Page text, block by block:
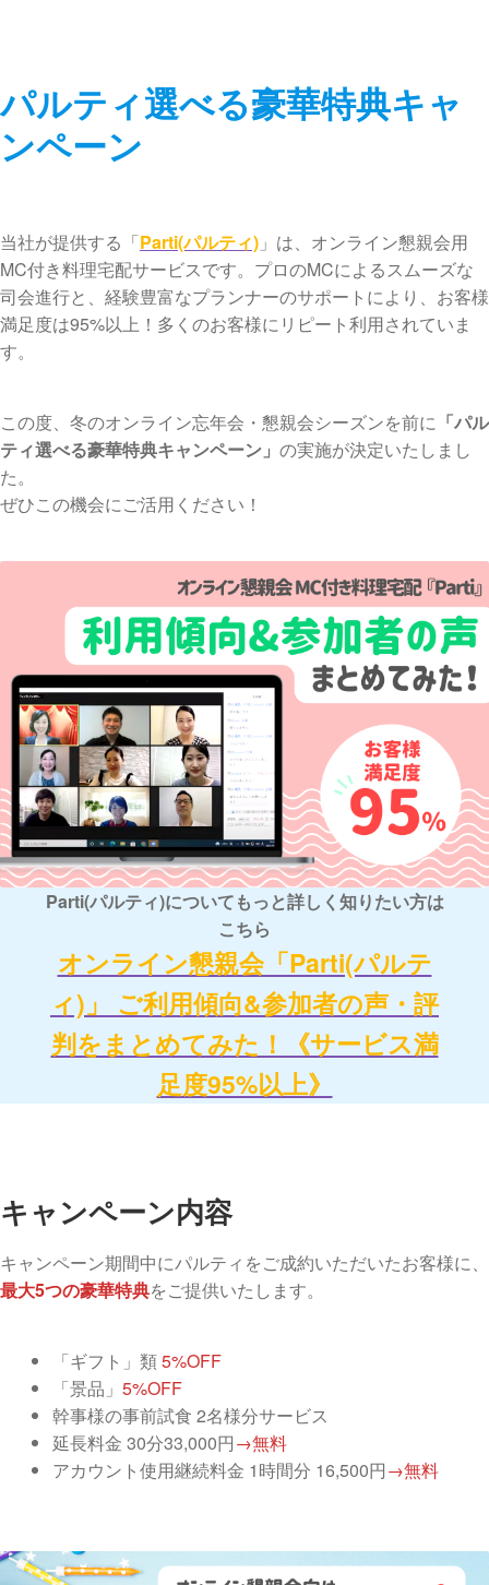
パルティ選べる豪華特典キャ
ンペーン
当社が提供する「Parti(パルティ) 」は、オンライン懇親会用
MC付き料理宅配サービスです。プロのMCによるスムーズな
司会進行と、経験豊富なプランナーのサポートにより、お客様
満足度は95%以上！多くのお客様にリピート利用されていま
す。
この度、冬のオンライン忘年会・懇親会シーズンを前に 「パル
ティ選べる豪華特典キャンペーン」 の実施が決定いたしまし
た。
ぜひこの機会にご活用ください！
Parti(パルティ)についてもっと詳しく知りたい方は
こちら
オンライン懇親会「Parti(パルテ
ィ)」 ご利用傾向&参加者の声・評
判をまとめてみた！《サービス満
足度95%以上》
キャンペーン内容
キャンペーン期間中にパルティをご成約いただいたお客様に、
最大5つの豪華特典をご提供いたします。
「ギフト」類5%OFF
「景品」 5%OFF
幹事様の事前試食 2名様分サービス
延長料金 30分33,000円→無料
アカウント使用継続料金 1時間分 16,500円→無料